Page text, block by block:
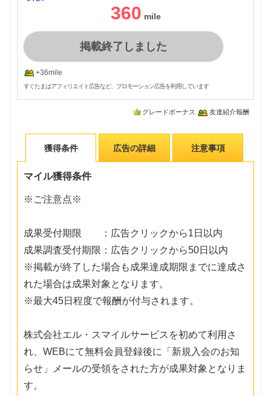
360
掲載終了しました
+36mile
すぐたまはアフィリエイト広告など、プロモーション広告を利用しています
グレードボーナス 友達紹介報酬
獲得条件 広告の詳細 注意事項
マイル獲得条件
※ご注意点※
成果受付期限 ：広告クリックから1日以内
成果調査受付期限：広告クリックから50日以内
※掲載が終了した場合も成果達成期限までに達成さ
れた場合は成果対象となります。
※最大45日程度で報酬が付与されます。
株式会社エル・スマイルサービスを初めて利用さ
れ、WEBにて無料会員登録後に「新規入会のお知
らせ」メールの受領をされた方が成果対象となりま
す。